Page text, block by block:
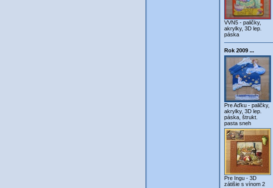
VVN5 - paličky,
akrylky, 3D lep.
páska
Rok 2009 ...
Pre Aďku - paličky,
akrylky, 3D lep.
páska, štrukt.
pasta sneh
Pre Ingu - 3D
zátišie s vínom 2